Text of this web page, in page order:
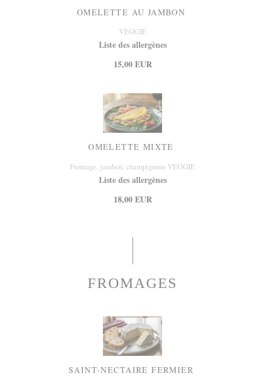
OMELETTE AU JAMBON
VEGGIE
Liste des allergènes
15,00 EUR
OMELETTE MIXTE
Fromage, jambon, champignons VEGGIE
Liste des allergènes
18,00 EUR
FROMAGES
SAINT-NECTAIRE FERMIER